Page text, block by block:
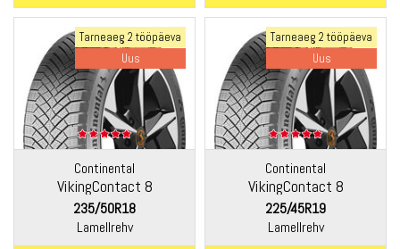
Tarneaeg 2 tööpäeva
Uus
Continental
VikingContact 8
235/50R18
Lamellrehv
Tarneaeg 2 tööpäeva
Uus
Continental
VikingContact 8
225/45R19
Lamellrehv